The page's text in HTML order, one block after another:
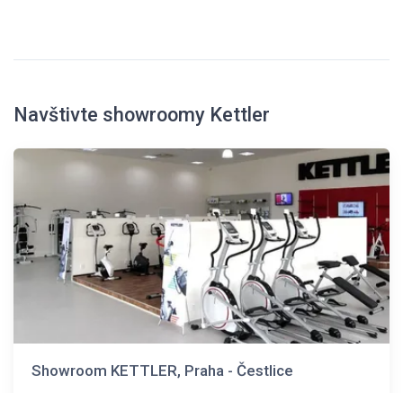
Navštivte showroomy Kettler
Showroom KETTLER, Praha - Čestlice